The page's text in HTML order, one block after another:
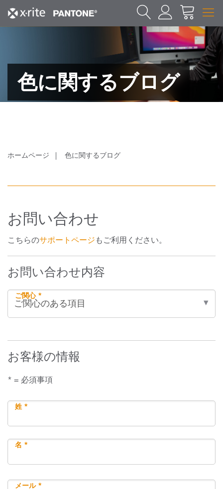
色に関するブログ
ホームページ 色に関するブログ
お問い合わせ
こちらのサポートページ もご利用ください。
お問い合わせ内容
ご関心 *
お客様の情報
* = 必須事項
姓 *
名 *
メール *